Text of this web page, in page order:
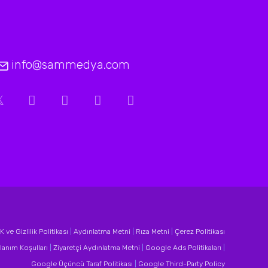
info@sammedya.com
ve Gizlilik Politikası Aydınlatma Metni Rıza Metni
Çerez Politikası
Koşulları Ziyaretçi Aydınlatma Metni Google Ads Politikaları
Google Üçüncü Taraf Politikası
Google Third-Party Policy